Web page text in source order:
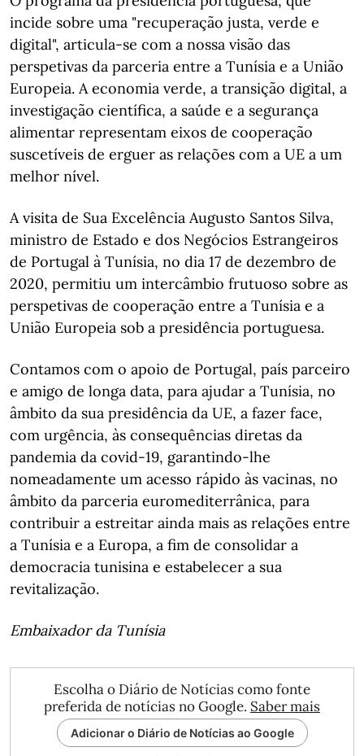
incide sobre uma "recuperação justa, verde e
digital", articula-se com a nossa visão das
perspetivas da parceria entre a Tunísia e a União
Europeia. A economia verde, a transição digital, a
investigação científica, a saúde e a segurança
alimentar representam eixos de cooperação
suscetíveis de erguer as relações com a UE a um
melhor nível.
A visita de Sua Excelência Augusto Santos Silva,
ministro de Estado e dos Negócios Estrangeiros
de Portugal à Tunísia, no dia 17 de dezembro de
2020, permitiu um intercâmbio frutuoso sobre as
perspetivas de cooperação entre a Tunísia e a
União Europeia sob a presidência portuguesa.
Contamos com o apoio de Portugal, país parceiro
e amigo de longa data, para ajudar a Tunísia, no
âmbito da sua presidência da UE, a fazer face,
com urgência, às consequências diretas da
pandemia da covid-19, garantindo-lhe
nomeadamente um acesso rápido às vacinas, no
âmbito da parceria euromediterrânica, para
contribuir a estreitar ainda mais as relações entre
a Tunísia e a Europa, a fim de consolidar a
democracia tunisina e estabelecer a sua
revitalização.
Embaixador da Tunísia
Escolha o Diário de Notícias como fonte
preferida de notícias no Google. Saber mais
Adicionar o Diário de Notícias ao Google